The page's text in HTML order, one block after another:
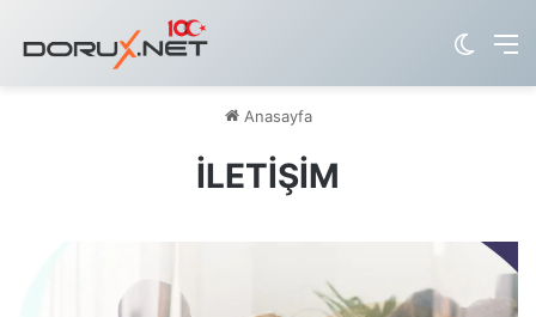
Dış
Anasayfa
İLETİŞİM